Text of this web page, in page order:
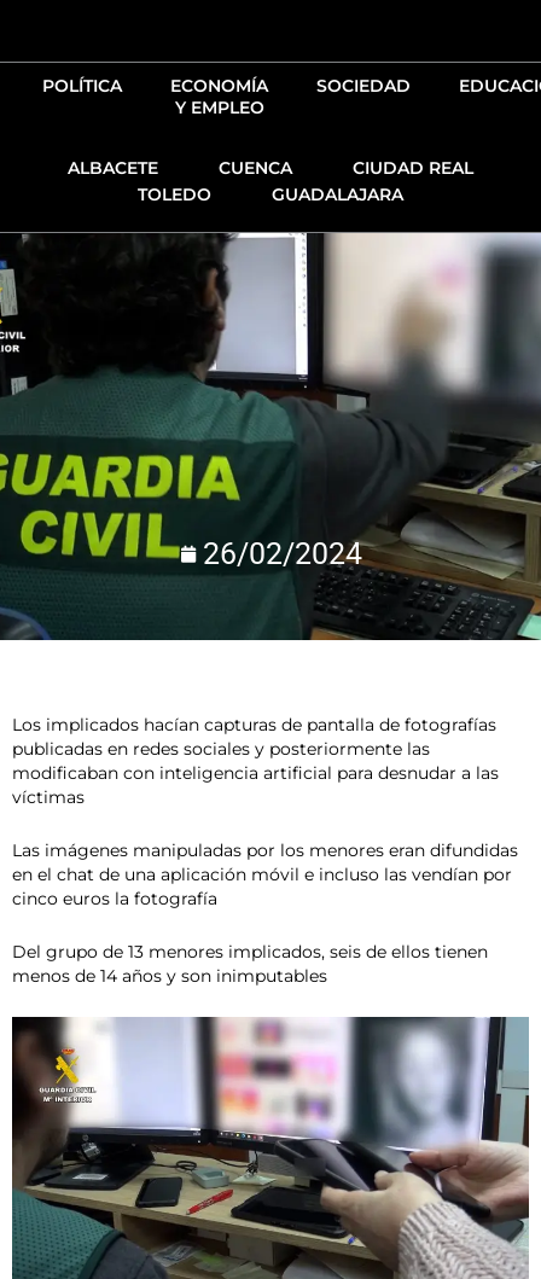
contenido
POLÍTICA
ECONOMÍA
Y EMPLEO
SOCIEDAD
ALBACETE CUENCA
CIUDAD REAL
TOLEDO
GUADALAJARA
26/02/2024
Los implicados hacían capturas de pantalla de fotografías
publicadas en redes sociales y posteriormente las
modificaban con inteligencia artificial para desnudar a las
víctimas
Las imágenes manipuladas por los menores eran difundidas
en el chat de una aplicación móvil e incluso las vendían por
cinco euros la fotografía
Del grupo de 13 menores implicados, seis de ellos tienen
menos de 14 años y son inimputables